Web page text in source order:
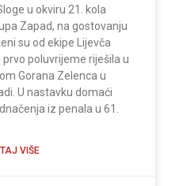
u okviru 21. kola
Zapad, na gostovanju
su od ekipe Lijevča
poluvrijeme riješila u
Gorana Zelenca u
U nastavku domaći
iz penala u 61.
VIŠE